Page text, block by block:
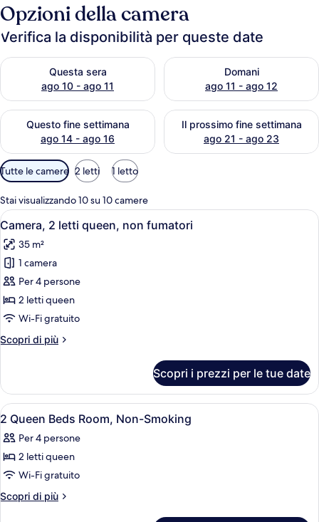
Opzioni della camera
Verifica la disponibilità per queste date
Questa sera
ago 10 - ago 11
Verifica la disponibilità per questa sera, ago 10 - ago 11
Domani
ago 11 - ago 12
Verifica la disponibilità per
Questo fine settimana
ago 14 - ago 16
Verifica la disponibilità per questo fine settimana, ago 14 -
Il prossimo fine settimana
ago 21 - ago 23
Verifica la disponibilità per il
Filtri
disponibili
per
le
camere
Tutte le camere 2 letti 1 letto
Stai visualizzando 10 su 10 camere
Apri
tutte
le
foto
per
Camera,
2
letti
queen,
Camera d'albergo con due letti, una
4
Camera, 2 letti queen, non fumatori
35 m²
1 camera
Per 4 persone
2 letti queen
Wi-Fi gratuito
Scopri di più
Altri
2
letti
queen,
fumatori
Scopri i prezzi per le tue date
Apri
tutte
le
foto
per
2
Una cassaforte in camera, una
6
2 Queen Beds Room, Non-Smoking
Per 4 persone
2 letti queen
Wi-Fi gratuito
Scopri di più
Altri